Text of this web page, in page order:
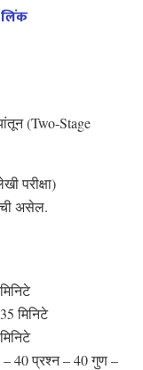
(Two-Stage
परीक्षा)
असेल.
मिनिटे
40 प्रश्न – 40 गुण –